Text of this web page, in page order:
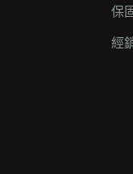
保
經